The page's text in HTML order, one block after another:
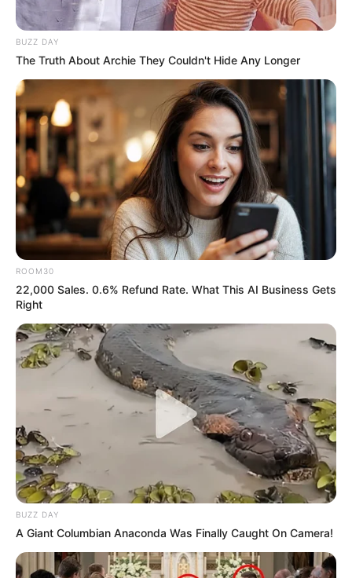
articles
Rechercher :
CALCULETTE DE DUTCHING
LE QATAR PRIX DU JOCKEY CLUB
LE GRAND PRIX D’AMÉRIQUE
QATAR PRIX DE L’ARC DE TRIOMPHE
LE PRIX DE DIANE LONGINES
LE GRAND STEEPLE-CHASE DE PARIS
MUSIQUE DU CHEVAL SA LECTURE
QUINTÉ SPOT
PARIONS FOOTBALL
CONSEILS AUX DEBUTANTS
Turf Jeu Simple
LOTERIES INTERNATIONALES
MONETISATION
BUZZ DAY
The Truth About Archie They Couldn't Hide Any Longer
ROOM30
22,000 Sales. 0.6% Refund Rate. What This AI Business Gets
Right
BUZZ DAY
A Giant Columbian Anaconda Was Finally Caught On Camera!